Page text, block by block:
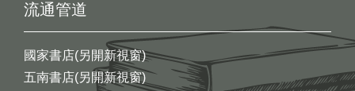
流通管道
國家書店(另開新視窗)
五南書店(另開新視窗)